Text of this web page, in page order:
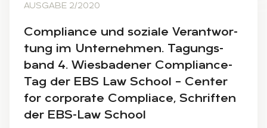
AUSGABE 2/2020
Com­pli­an­ce und so­zia­le Ver­ant­wor­
tung im Un­ter­neh­men. Ta­gungs­
band 4. Wies­ba­de­ner Com­pli­an­ce-
Tag der EBS Law School – Cen­ter
for cor­po­ra­te Com­pli­ace, Schrif­ten
der EBS-Law School